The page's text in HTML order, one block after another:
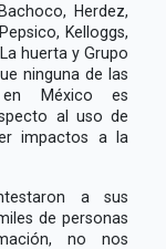
Herdez,
Kelloggs,
huerta y Grupo
ninguna de las
en México es
al uso de
impactos a la
a sus
de personas
no nos